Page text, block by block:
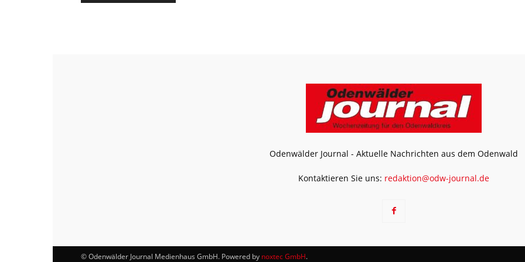
Odenwälder Journal - Aktuelle Nachrichten aus dem Odenwald
Kontaktieren Sie uns: redaktion@odw-journal.de
© Odenwälder Journal Medienhaus GmbH. Powered by noxtec GmbH.